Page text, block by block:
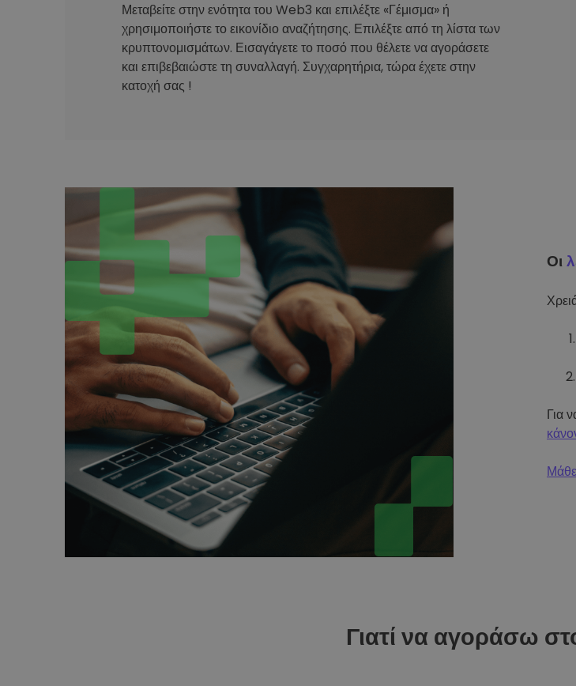
Μεταβείτε στην ενότητα του Web3 και επιλέξτε «Γέμισμα» ή
χρησιμοποιήστε το εικονίδιο αναζήτησης. Επιλέξτε από τη λίστα των
κρυπτονομισμάτων. Εισαγάγετε το ποσό που θέλετε να αγοράσετε
και επιβεβαιώστε τη συναλλαγή. Συγχαρητήρια, τώρα έχετε στην
κατοχή σας !
Οι
Για
Γιατί να αγοράσω